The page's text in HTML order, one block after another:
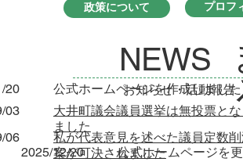
プロフ
政策について
NEWS
​お知らせ・活動報告
2025/12/20 公式ホームページを
20
公式ホームページを作成しました
03
大井町議会議員選挙は無投票と
ました
06
私が代表意見を述べた議員定数
案が可決されました